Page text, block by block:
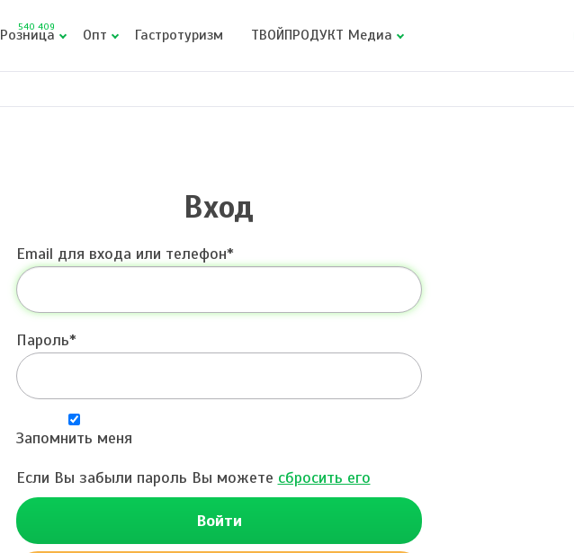
Розница
540 409 Опт Гастротуризм ТВОЙПРОДУКТ Медиа
Вход
Email для входа или телефон
Пароль
Запомнить меня
Если Вы забыли пароль Вы можете сбросить его
Войти